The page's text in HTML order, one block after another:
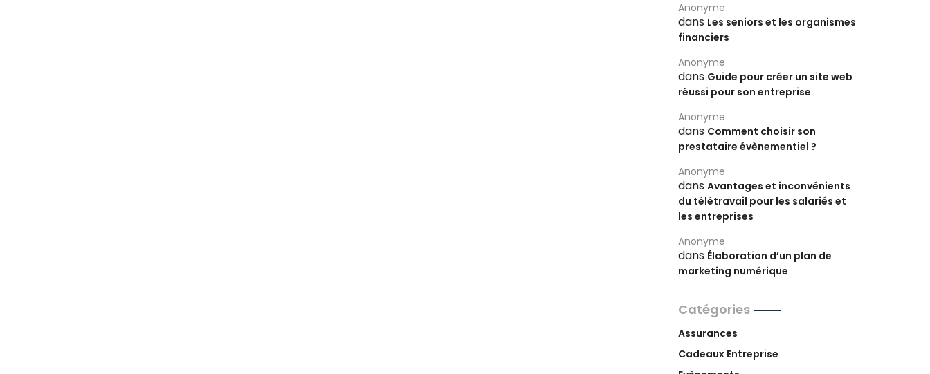
Anonyme
dans Les seniors et les organismes
financiers
Anonyme
dans Guide pour créer un site web
réussi pour son entreprise
Anonyme
dans Comment choisir son
prestataire évènementiel ?
Anonyme
dans Avantages et inconvénients
du télétravail pour les salariés et
les entreprises
Anonyme
dans Élaboration d’un plan de
marketing numérique
Catégories
Assurances
Cadeaux Entreprise